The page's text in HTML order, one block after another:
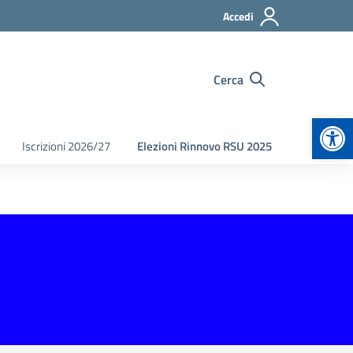
Accedi
Cerca
Iscrizioni 2026/27 Elezioni Rinnovo RSU 2025